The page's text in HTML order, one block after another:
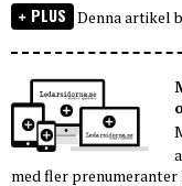
PLUS Denna artikel
med fler prenumeranter